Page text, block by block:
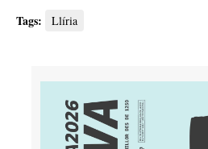
Tags: Llíria